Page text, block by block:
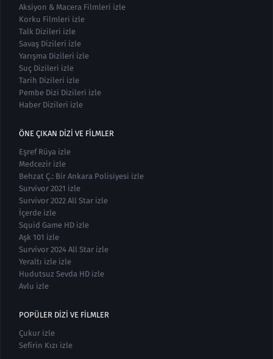
Aksiyon & Macera Filmleri izle
Korku Filmleri izle
Talk Dizileri izle
Savaş Dizileri izle
Yarışma Dizileri izle
Suç Dizileri izle
Tarih Dizileri izle
Pembe Dizi Dizileri izle
Haber Dizileri izle
ÖNE ÇIKAN DIZI VE FILMLER
Eşref Rüya izle
Medcezir izle
Behzat Ç.: Bir Ankara Polisiyesi izle
Survivor 2021 izle
Survivor 2022 All Star izle
İçerde izle
Squid Game HD izle
Aşk 101 izle
Survivor 2024 All Star izle
Yeraltı izle izle
Hudutsuz Sevda HD izle
Avlu izle
POPÜLER DIZI VE FILMLER
Çukur izle
Sefirin Kızı izle